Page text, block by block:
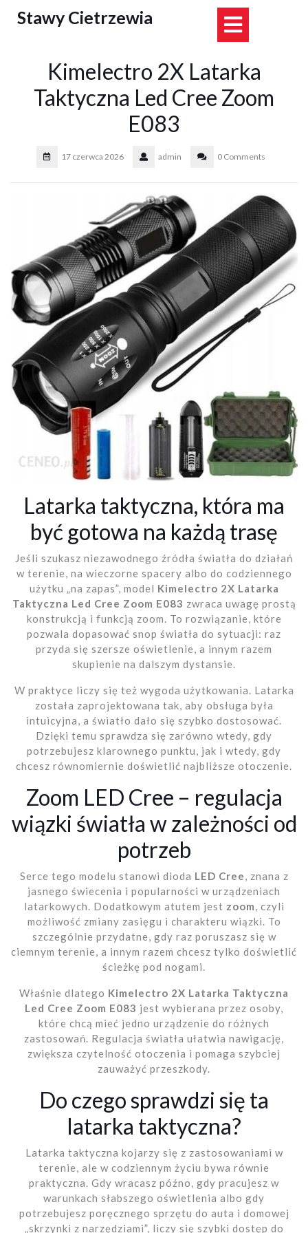
Stawy Cietrzewia
Kimelectro 2X Latarka
Taktyczna Led Cree Zoom
E083
17 czerwca 2026 admin 0 Comments
Latarka taktyczna, która ma
być gotowa na każdą trasę
Jeśli szukasz niezawodnego źródła światła do działań
w terenie, na wieczorne spacery albo do codziennego
użytku „na zapas”, model Kimelectro 2X Latarka
Taktyczna Led Cree Zoom E083 zwraca uwagę prostą
konstrukcją i funkcją zoom. To rozwiązanie, które
pozwala dopasować snop światła do sytuacji: raz
przyda się szersze oświetlenie, a innym razem
skupienie na dalszym dystansie.
W praktyce liczy się też wygoda użytkowania. Latarka
została zaprojektowana tak, aby obsługa była
intuicyjna, a światło dało się szybko dostosować.
Dzięki temu sprawdza się zarówno wtedy, gdy
potrzebujesz klarownego punktu, jak i wtedy, gdy
chcesz równomiernie doświetlić najbliższe otoczenie.
Zoom LED Cree – regulacja
wiązki światła w zależności od
potrzeb
Serce tego modelu stanowi dioda LED Cree , znana z
jasnego świecenia i popularności w urządzeniach
latarkowych. Dodatkowym atutem jest zoom , czyli
możliwość zmiany zasięgu i charakteru wiązki. To
szczególnie przydatne, gdy raz poruszasz się w
ciemnym terenie, a innym razem chcesz tylko doświetlić
ścieżkę pod nogami.
Właśnie dlatego Kimelectro 2X Latarka Taktyczna
Led Cree Zoom E083 jest wybierana przez osoby,
które chcą mieć jedno urządzenie do różnych
zastosowań. Regulacja światła ułatwia nawigację,
zwiększa czytelność otoczenia i pomaga szybciej
zauważyć przeszkody.
Do czego sprawdzi się ta
latarka taktyczna?
Latarka taktyczna kojarzy się z zastosowaniami w
terenie, ale w codziennym życiu bywa równie
praktyczna. Gdy wracasz późno, gdy pracujesz w
warunkach słabszego oświetlenia albo gdy
potrzebujesz poręcznego sprzętu do auta i domowej
„skrzynki z narzędziami”, liczy się szybki dostęp do